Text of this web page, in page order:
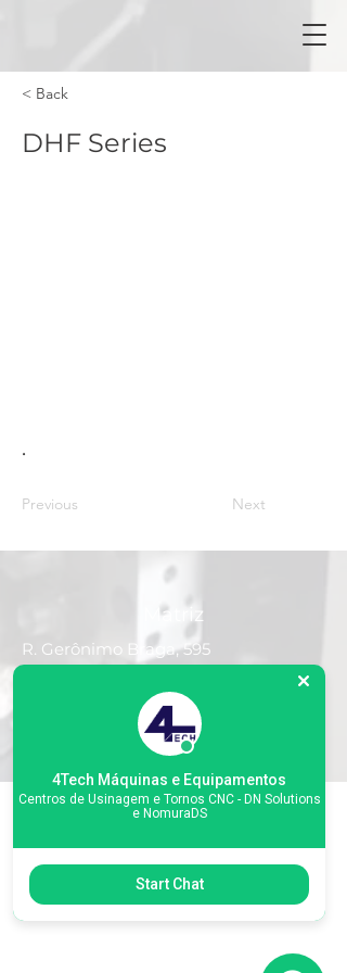
< Back
DHF Series
•
Previous Next
Matriz
R. Gerônimo Braga, 595
Lot. Industrial Machadinho
13478-713
+55 (19) 3276-3083
Filial RS
Rua Arno Willy Laybauer, 175 - Bairro
Charqueadas
4Tech Máquinas e Equipamentos
Centros de Usinagem e Tornos CNC - DN Solutions
e NomuraDS
Start Chat